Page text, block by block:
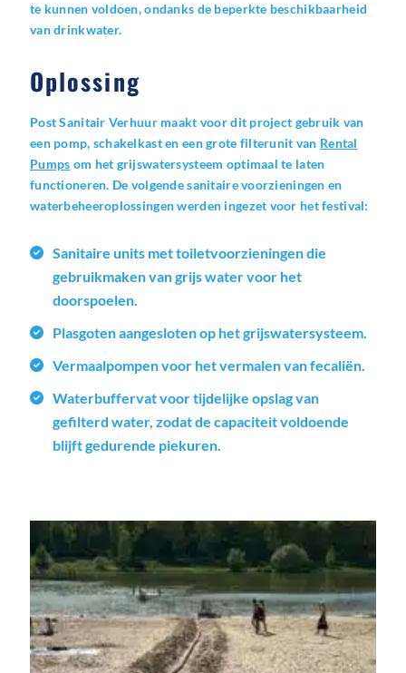
te kunnen voldoen, ondanks de beperkte beschikbaarheid
van drinkwater.
Oplossing
Post Sanitair Verhuur maakt voor dit project gebruik van
een pomp, schakelkast en een grote filterunit van Rental
Pumps om het grijswatersysteem optimaal te laten
functioneren. De volgende sanitaire voorzieningen en
waterbeheeroplossingen werden ingezet voor het festival:
Sanitaire units met toiletvoorzieningen die
gebruikmaken van grijs water voor het
doorspoelen.
Plasgoten aangesloten op het grijswatersysteem.
Vermaalpompen voor het vermalen van fecaliën.
Waterbuffervat voor tijdelijke opslag van
gefilterd water, zodat de capaciteit voldoende
blijft gedurende piekuren.